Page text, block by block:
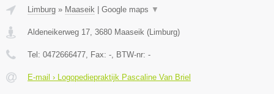
Limburg » Maaseik | Google maps ▼
Aldeneikerweg 17 3680 Maaseik (Limburg)
Tel: 0472666477 , Fax: - , BTW-nr: -
E-mail › Logopediepraktijk Pascaline Van Briel